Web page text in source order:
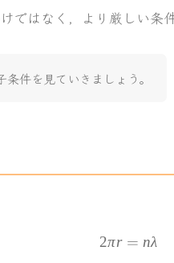
ではなく，より厳しい条
件を見ていきましょう。
2\pi
2πr = nλ